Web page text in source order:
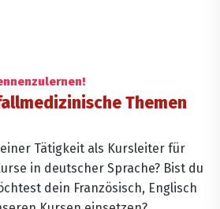
Themen
Tätigkeit als Kursleiter für
in deutscher Sprache? Bist du
dein Französisch, Englisch